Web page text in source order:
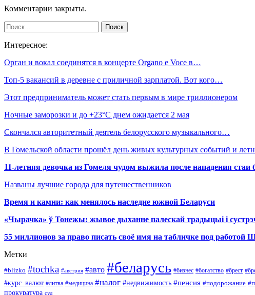
Комментарии закрыты.
Интересное:
Орган и вокал соединятся в концерте Organo e Voce в…
Топ-5 вакансий в деревне с приличной зарплатой. Вот кого…
Этот предприниматель может стать первым в мире триллионером
Ночные заморозки и до +23°С днем ожидается 2 мая
Скончался авторитетный деятель белорусского музыкального…
В Гомельской области прошёл день живых культурных событий и
11-летняя девочка из Гомеля чудом выжила после нападения стаи
Названы лучшие города для путешественников
Время и камни: как менялось наследие южной Беларуси
«Чырачка» ў Тонежы: жывое дыханне палескай традыцыі і
55 миллионов за право писать своё имя на табличке под
Метки
#blizko #tochka #австрия #авто #беларусь #бизнес #богатство #брест
#курс_валют #литва #медицина #налог #недвижимость #пенсия #подорожание
прокуратура суд